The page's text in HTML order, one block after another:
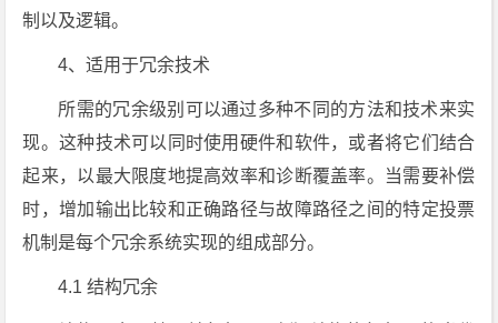
制以及逻辑。
4、适用于冗余技术
所需的冗余级别可以通过多种不同的方法和技术来实
现。这种技术可以同时使用硬件和软件，或者将它们结合
起来，以最大限度地提高效率和诊断覆盖率。当需要补偿
时，增加输出比较和正确路径与故障路径之间的特定投票
机制是每个冗余系统实现的组成部分。
4.1 结构冗余